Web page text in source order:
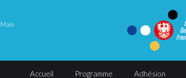
Accueil Programme Adhésion